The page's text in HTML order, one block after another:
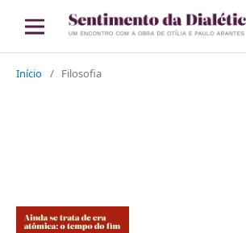
Início / Filosofia